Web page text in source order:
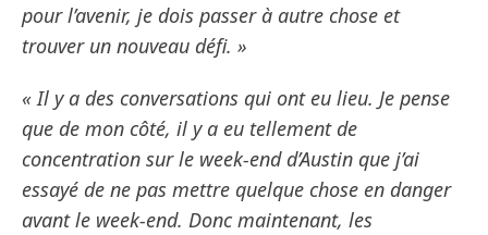
pour l’avenir, je dois passer à autre chose et
trouver un nouveau défi. »
« Il y a des conversations qui ont eu lieu. Je pense
que de mon côté, il y a eu tellement de
concentration sur le week-end d’Austin que j’ai
essayé de ne pas mettre quelque chose en danger
avant le week-end. Donc maintenant, les